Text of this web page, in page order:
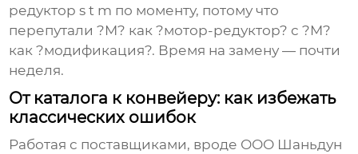
редуктор s t m по моменту, потому что
перепутали ?M? как ?мотор-редуктор? с ?M?
как ?модификация?. Время на замену — почти
неделя.
От каталога к конвейеру: как избежать
классических ошибок
Работая с поставщиками, вроде ООО Шаньдун